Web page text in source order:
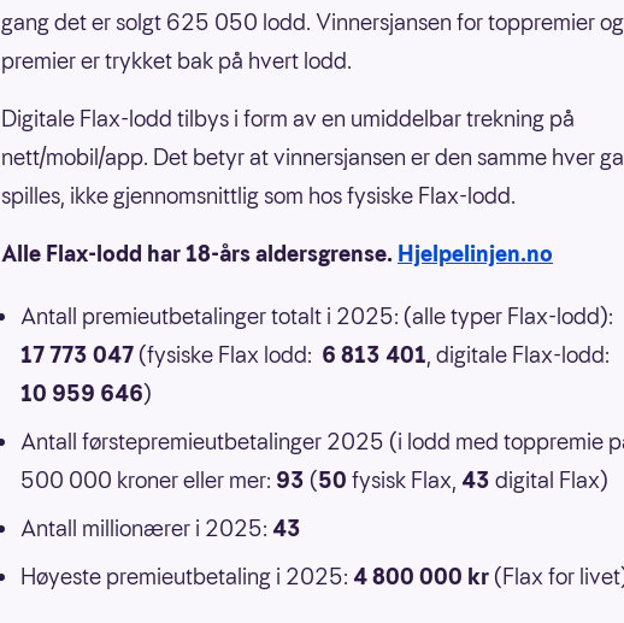
gang det er solgt 625 050 lodd. Vinnersjansen for toppremier
premier er trykket bak på hvert lodd.
Digitale Flax-lodd tilbys i form av en umiddelbar trekning på
nett/mobil/app. Det betyr at vinnersjansen er den samme hver
spilles, ikke gjennomsnittlig som hos fysiske Flax-lodd.
Alle Flax-lodd har 18-års aldersgrense. Hjelpelinjen.no
Antall premieutbetalinger totalt i 2025: (alle typer Flax-lodd):
17 773 047 (fysiske Flax lodd: 6 813 401, digitale Flax-lodd:
10 959 646)
Antall førstepremieutbetalinger 2025 (i lodd med toppremie
500 000 kroner eller mer: 93 (50 fysisk Flax, 43 digital Flax)
Antall millionærer i 2025: 43
Høyeste premieutbetaling i 2025: 4 800 000 kr (Flax for